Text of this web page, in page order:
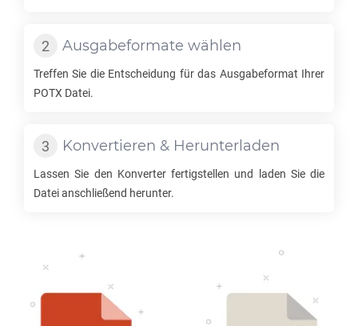
Ausgabeformate wählen
Treffen Sie die Entscheidung für das Ausgabeformat Ihrer
POTX Datei.
Konvertieren & Herunterladen
Lassen Sie den Konverter fertigstellen und laden Sie die
Datei anschließend herunter.